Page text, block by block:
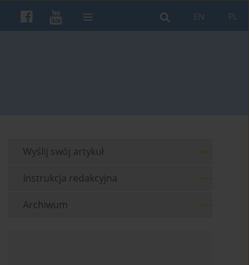
PL
EN
Wyślij swój artykuł
Instrukcja redakcyjna
Archiwum